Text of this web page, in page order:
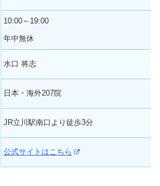
10:00～19:00
年中無休
水口 将志
日本・海外207院
JR立川駅南口より徒歩3分
公式サイトはこちら